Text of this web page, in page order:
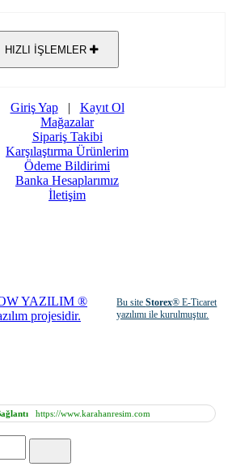
HIZLI İŞLEMLER
Giriş Yap| Kayıt Ol
Mağazalar
Sipariş Takibi
Karşılaştırma Ürünlerim
Ödeme Bildirimi
Banka Hesaplarımız
İletişim
Bu siteStorex® E-Ticaret
yazılımı ile kurulmuştur.
https://www.karahanresim.com